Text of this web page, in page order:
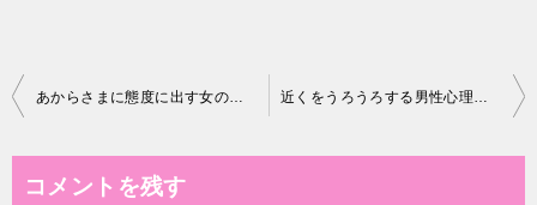
投
あからさまに態度に出す女の心理と対処法｜職場・恋愛で心を守る向き合い方 近くをうろうろする男性心理｜話しかけない本音と職場での行動の意味
コメントを残す